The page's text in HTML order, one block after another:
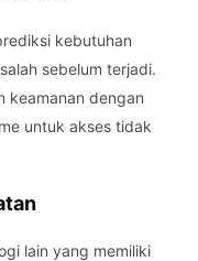
kebutuhan
sebelum terjadi.
keamanan dengan
untuk akses tidak
lain yang memiliki